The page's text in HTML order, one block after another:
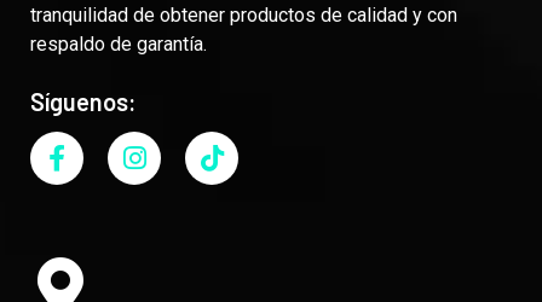
tranquilidad de obtener productos de calidad y con
respaldo de garantía.
Síguenos: